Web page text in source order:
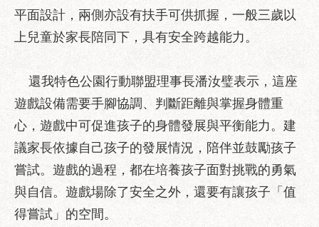
專
區
網
站
導
覽
回
首
English
平面設計，兩側亦設有扶手可供抓握，一般三歲以
上兒童於家長陪同下，具有安全跨越能力。
還我特色公園行動聯盟理事長潘汝璧表示，這座
遊戲設備需要手腳協調、判斷距離與掌握身體重
心，遊戲中可促進孩子的身體發展與平衡能力。建
議家長依據自己孩子的發展情況，陪伴並鼓勵孩子
嘗試。遊戲的過程，都在培養孩子面對挑戰的勇氣
與自信。遊戲場除了安全之外，還要有讓孩子「值
得嘗試」的空間。